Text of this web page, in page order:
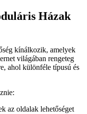
Házak
kínálkozik, amelyek
világában rengeteg
ahol különféle típusú és
az oldalak lehetőséget